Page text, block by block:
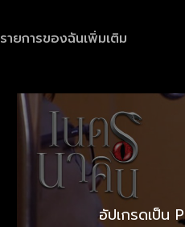
รายการของฉันเพิ่มเติม
อัปเกรดเป็น